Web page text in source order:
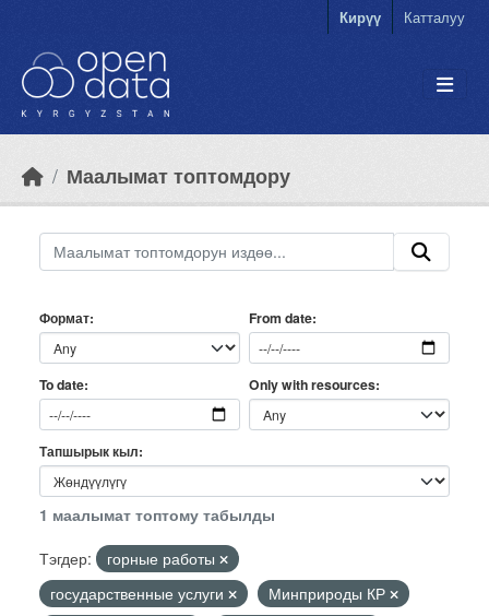
Кирүү Катталуу
Маалымат топтомдору
Формат From date
To date Only with resources
Тапшырык кыл
1 маалымат топтому табылды
Тэгдер:
горные работы
государственные услуги
Минприроды КР